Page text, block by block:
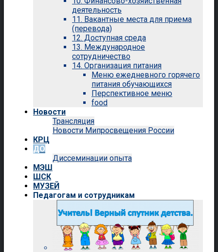
деятельность
11. Вакантные места для приема
(перевода)
12. Доступная среда
13. Международное
сотрудничество
14. Организация питания
Меню ежедневного горячего
питания обучающихся
Перспективное меню
food
Новости
Трансляция
Новости Мипросвещения России
КРЦ
ДО
Диссеминации опыта
МЭШ
ШСК
МУЗЕЙ
Педагогам и сотрудникам